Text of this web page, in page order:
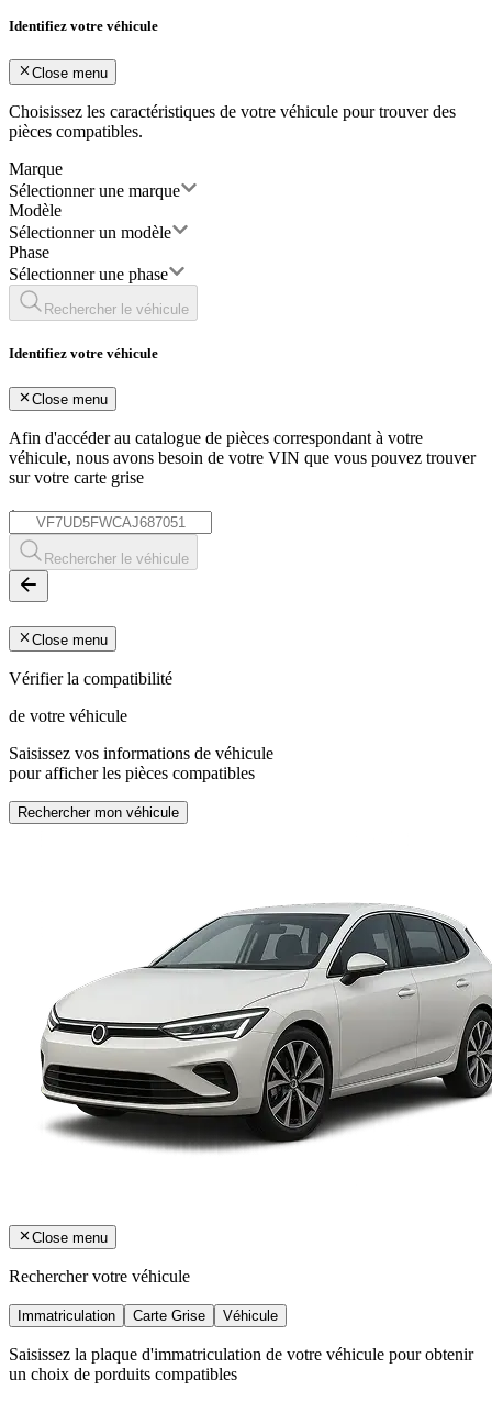
Identifiez votre véhicule
Close menu
Choisissez les caractéristiques de votre véhicule pour trouver des
pièces compatibles.
Marque
Sélectionner une marque
Modèle
Sélectionner un modèle
Phase
Sélectionner une phase
Rechercher le véhicule
Identifiez votre véhicule
Close menu
Afin d'accéder au catalogue de pièces correspondant à votre
véhicule, nous avons besoin de votre VIN que vous pouvez trouver
sur votre carte grise
*
Rechercher le véhicule
Close menu
Vérifier la compatibilité
de votre véhicule
Saisissez vos informations de véhicule
pour afficher les pièces compatibles
Rechercher mon véhicule
Close menu
Rechercher votre véhicule
Immatriculation Carte Grise Véhicule
Saisissez la plaque d'immatriculation de votre véhicule pour obtenir
un choix de porduits compatibles